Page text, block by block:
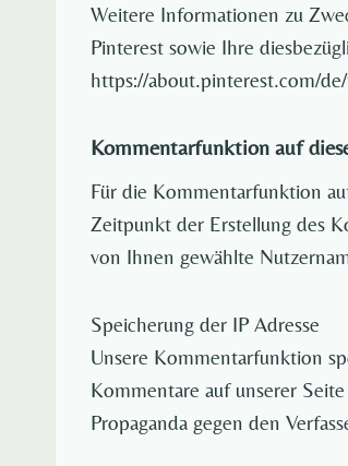
Weitere Informationen zu
Pinterest sowie Ihre
https://about.pinterest.com/
Kommentarfunktion auf
Für die Kommentarfunktion
Zeitpunkt der Erstellung des
von Ihnen gewählte
Speicherung der IP Adresse
Unsere Kommentarfunktion
Kommentare auf unserer
Propaganda gegen den